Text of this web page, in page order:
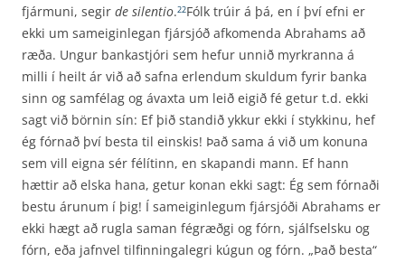
fjármuni, segir de silentio.22Fólk trúir á þá, en í því efni er
ekki um sameiginlegan fjársjóð afkomenda Abrahams að
ræða. Ungur bankastjóri sem hefur unnið myrkranna á
milli í heilt ár við að safna erlendum skuldum fyrir banka
sinn og samfélag og ávaxta um leið eigið fé getur t.d. ekki
sagt við börnin sín: Ef þið standið ykkur ekki í stykkinu, hef
ég fórnað því besta til einskis! Það sama á við um konuna
sem vill eigna sér félítinn, en skapandi mann. Ef hann
hættir að elska hana, getur konan ekki sagt: Ég sem fórnaði
bestu árunum í þig! Í sameiginlegum fjársjóði Abrahams er
ekki hægt að rugla saman fégræðgi og fórn, sjálfselsku og
fórn, eða jafnvel tilfinningalegri kúgun og fórn. „Það besta“